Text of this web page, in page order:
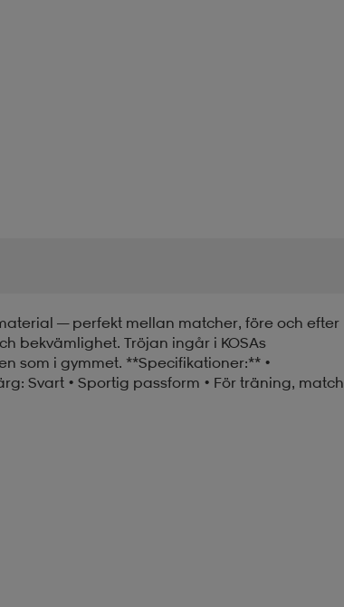
— perfekt mellan matcher, före och efter
bekvämlighet. Tröjan ingår i KOSAs
som i gymmet. **Specifikationer:** •
Svart • Sportig passform • För träning, match